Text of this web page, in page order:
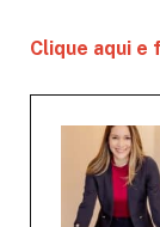
Clique aqui e